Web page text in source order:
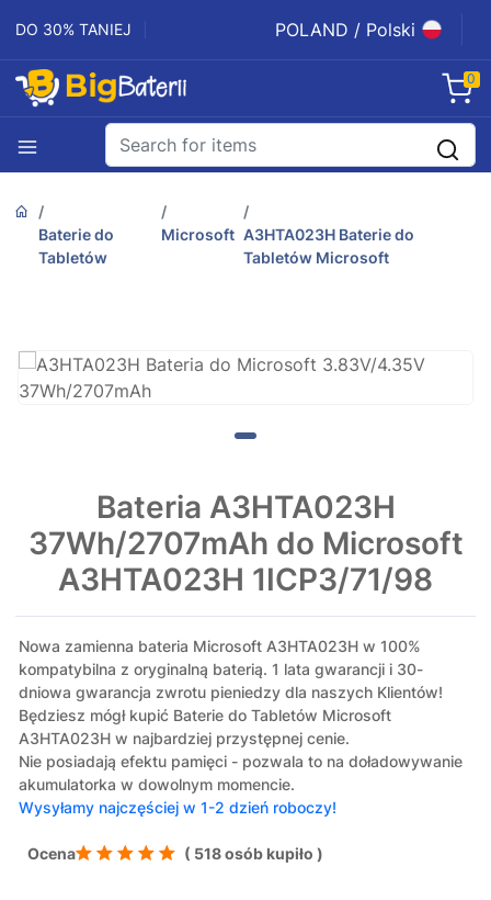
DO 30% TANIEJ POLAND / Polski
0
Baterie do
Tabletów
Microsoft A3HTA023H Baterie do
Tabletów Microsoft
Bateria A3HTA023H
37Wh/2707mAh do Microsoft
A3HTA023H 1ICP3/71/98
Nowa zamienna bateria Microsoft A3HTA023H w 100%
kompatybilna z oryginalną baterią. 1 lata gwarancji i 30-
dniowa gwarancja zwrotu pieniedzy dla naszych Klientów!
Będziesz mógł kupić Baterie do Tabletów Microsoft
A3HTA023H w najbardziej przystępnej cenie.
Nie posiadają efektu pamięci - pozwala to na doładowywanie
akumulatorka w dowolnym momencie.
Wysyłamy najczęściej w 1-2 dzień roboczy!
Ocena ( 518 osób kupiło )